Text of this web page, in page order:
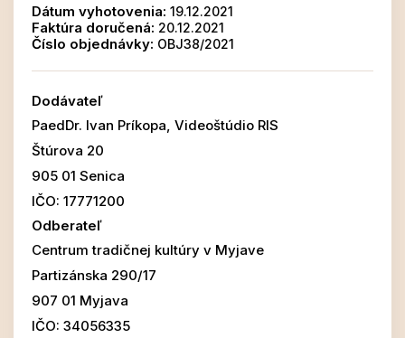
Dátum vyhotovenia: 19.12.2021
Faktúra doručená: 20.12.2021
Číslo objednávky: OBJ38/2021
Dodávateľ
PaedDr. Ivan Príkopa, Videoštúdio RIS
Štúrova 20
905 01 Senica
IČO: 17771200
Odberateľ
Centrum tradičnej kultúry v Myjave
Partizánska 290/17
907 01 Myjava
IČO: 34056335